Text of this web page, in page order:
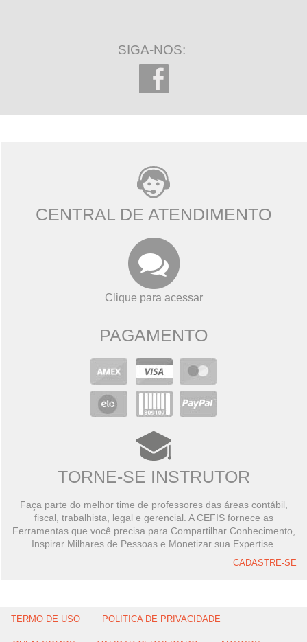
SIGA-NOS:
CENTRAL DE ATENDIMENTO
Clique para acessar
PAGAMENTO
TORNE-SE INSTRUTOR
Faça parte do melhor time de professores das áreas contábil,
fiscal, trabalhista, legal e gerencial. A CEFIS fornece as
Ferramentas que você precisa para Compartilhar Conhecimento,
Inspirar Milhares de Pessoas e Monetizar sua Expertise.
CADASTRE-SE
TERMO DE USO POLITICA DE PRIVACIDADE